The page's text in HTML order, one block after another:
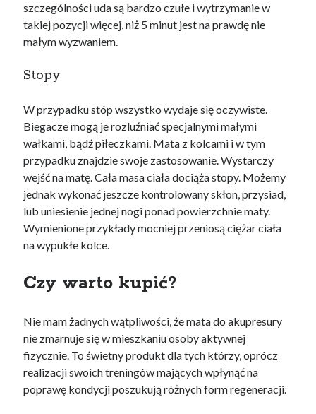
szczególności uda są bardzo czułe i wytrzymanie w
takiej pozycji więcej, niż 5 minut jest na prawdę nie
małym wyzwaniem.
Stopy
W przypadku stóp wszystko wydaje się oczywiste.
Biegacze mogą je rozluźniać specjalnymi małymi
wałkami, bądź piłeczkami. Mata z kolcami i w tym
przypadku znajdzie swoje zastosowanie. Wystarczy
wejść na matę. Cała masa ciała dociąża stopy. Możemy
jednak wykonać jeszcze kontrolowany skłon, przysiad,
lub uniesienie jednej nogi ponad powierzchnie maty.
Wymienione przykłady mocniej przeniosą ciężar ciała
na wypukłe kolce.
Czy warto kupić?
Nie mam żadnych wątpliwości, że mata do akupresury
nie zmarnuje się w mieszkaniu osoby aktywnej
fizycznie. To świetny produkt dla tych którzy, oprócz
realizacji swoich treningów mających wpłynąć na
poprawę kondycji poszukują różnych form regeneracji.